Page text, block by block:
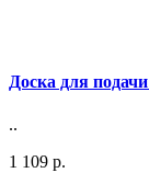
Доска для
..
1 109 р.